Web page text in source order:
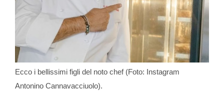
Ecco i bellissimi figli del noto chef (Foto: Instagram
Antonino Cannavacciuolo).